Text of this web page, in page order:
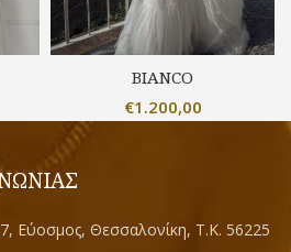
BIANCO
€1.200,00
Εύοσμος, Θεσσαλονίκη, Τ.Κ. 56225